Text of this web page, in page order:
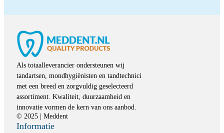
Als totaalleverancier ondersteunen wij
tandartsen, mondhygiënisten en tandtechnici
met een breed en zorgvuldig geselecteerd
assortiment. Kwaliteit, duurzaamheid en
innovatie vormen de kern van ons aanbod.
© 2025 | Meddent
Informatie